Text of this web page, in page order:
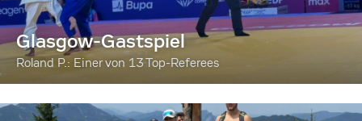
Glasgow-Gastspiel
Roland P.: Einer von 13 Top-Referees